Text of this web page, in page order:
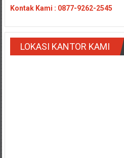
Kontak Kami : 0877-9262-2545
LOKASI KANTOR KAMI